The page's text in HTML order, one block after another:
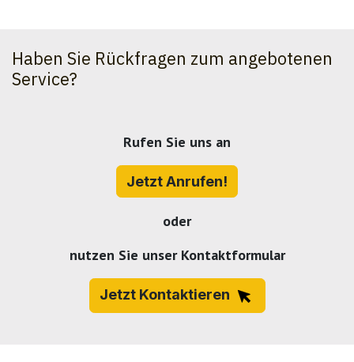
Haben Sie Rückfragen zum angebotenen
Service?
Rufen Sie uns an
Jetzt Anrufen!
oder
nutzen Sie unser Kontaktformular
Jetzt Kontaktieren